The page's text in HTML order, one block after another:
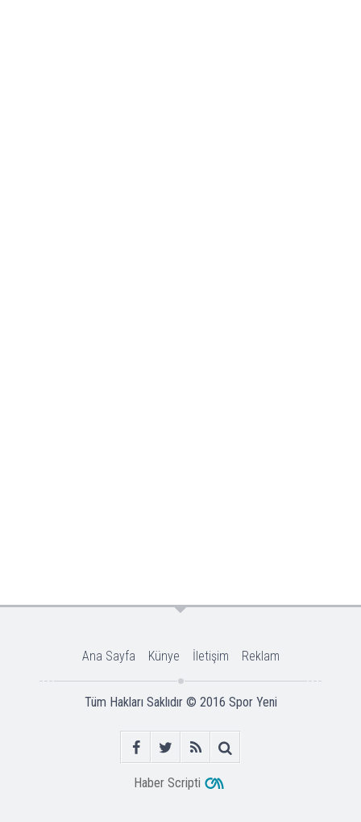
Ana Sayfa Künye İletişim Reklam
Tüm Hakları Saklıdır © 2016 Spor Yeni
Haber Scripti